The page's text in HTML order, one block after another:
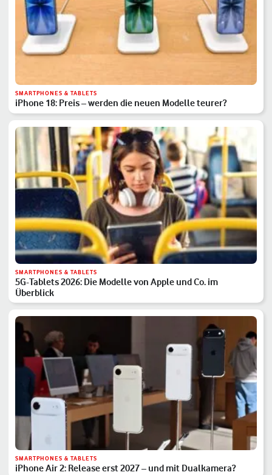
SMARTPHONES & TABLETS
iPhone 18: Preis – werden die neuen Modelle teurer?
SMARTPHONES & TABLETS
5G-Tablets 2026: Die Modelle von Apple und Co. im
Überblick
SMARTPHONES & TABLETS
iPhone Air 2: Release erst 2027 – und mit Dualkamera?